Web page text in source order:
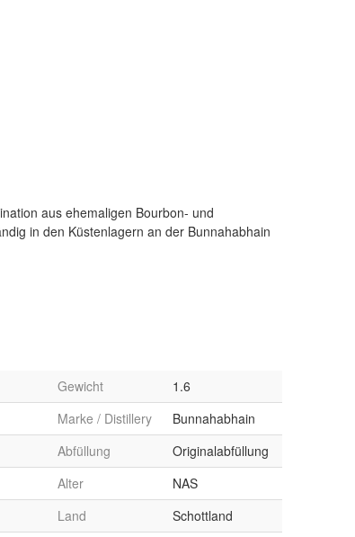
Gewicht
1.6
Marke / Distillery
Bunnahabhain
Abfüllung
Originalabfüllung
Alter
NAS
Land
Schottland